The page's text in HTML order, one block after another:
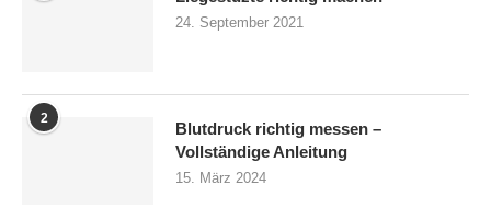
24. September 2021
2
Blutdruck richtig messen –
Vollständige Anleitung
15. März 2024